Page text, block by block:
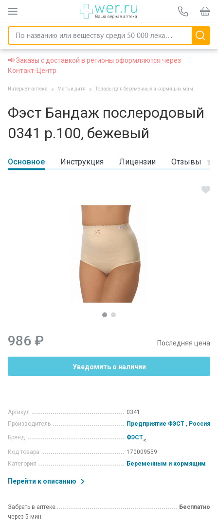
📢 Заказы с доставкой в регионы оформляются через
Контакт-Центр
Интернет-аптека Мать и дитя Товары для беременных и кормящих мам
Фэст Бандаж послеродовый
0341 р.100, бежевый
Основное Инструкция Лицензии Отзывы
986 ₽ Последняя цена
Уведомить о наличии
Артикул
0341
Производитель
Предприятие ФЭСТ , Россия
Бренд
ФЭСТ<
Код товара
170009559
Категория
Беременным и кормящим
Перейти к описанию
Забрать в аптеке
через 5 мин.
Бесплатно